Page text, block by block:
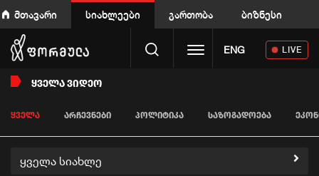
მთავარი სიახლეები გართობა ბიზნესი
Toggle navigation
ENG LIVE
ᲧᲕᲔᲚᲐ ᲕᲘᲓᲔᲝ
ᲧᲕᲔᲚᲐ ᲐᲠᲩᲔᲕᲜᲔᲑᲘ ᲞᲝᲚᲘᲢᲘᲙᲐ ᲡᲐᲖᲝᲒᲐᲓᲝᲔᲑᲐ
ყველა სიახლე